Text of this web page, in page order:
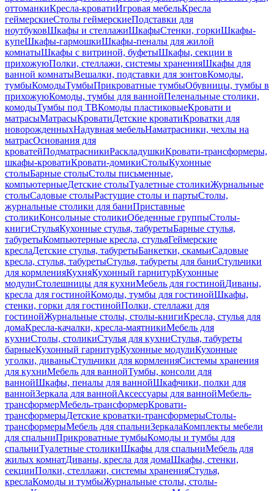
оттоманкиКресла-кроватиИгровая мебельКресла
геймерскиеСтолы геймерскиеПодставки для
ноутбуковШкафы и стеллажиШкафыСтенки, горкиШкафы-
купеШкафы-гармошкиШкафы-пеналы для жилой
комнатыШкафы с витриной, буфетыШкафы, секции в
прихожуюПолки, стеллажи, системы храненияШкафы для
ванной комнатыВешалки, подставки для зонтовКомоды,
тумбыКомодыТумбыПрикроватные тумбыОбувницы, тумбы в
прихожуюКомоды, тумбы для ваннойПеленальные столики,
комодыТумбы под ТВКомоды пластиковыеКровати и
матрасыМатрасыКроватиДетские кроватиКроватки для
новорожденныхНадувная мебельНаматрасники, чехлы на
матрасОснования для
кроватейПодматрасникиРаскладушкиКровати-трансформеры,
шкафы-кроватиКровати-домикиСтолыКухонные
столыБарные столыСтолы письменные,
компьютерныеДетские столыТуалетные столикиЖурнальные
столыСадовые столыРастущие столы и партыСтолы,
журнальные столики для баниПриставные
столикиКонсольные столикиОбеденные группыСтолы-
книгиСтульяКухонные стулья, табуретыБарные стулья,
табуретыКомпьютерные кресла, стульяГеймерские
креслаДетские стулья, табуретыБанкетки, скамьиСадовые
кресла, стулья, табуретыСтулья, табуреты для баниСтульчики
для кормленияКухняКухонный гарнитурКухонные
модулиСтолешницы для кухниМебель для гостинойДиваны,
кресла для гостинойКомоды, тумбы для гостинойШкафы,
стенки, горки для гостинойПолки, стеллажи для
гостинойЖурнальные столы, столы-книгиКресла, стулья для
домаКресла-качалки, кресла-маятникиМебель для
кухниСтолы, столикиСтулья для кухниСтулья, табуреты
барныеКухонный гарнитурКухонные модулиКухонные
уголки, диваныСтульчики для кормленияСистемы хранения
для кухниМебель для ваннойТумбы, консоли для
ваннойШкафы, пеналы для ваннойШкафчики, полки для
ваннойЗеркала для ваннойАксессуары для ваннойМебель-
трансформерМебель-трансформерКровати-
трансформерыДетские кроватки-трансформерыСтолы-
трансформерыМебель для спальниЗеркалаКомплекты мебели
для спальниПрикроватные тумбыКомоды и тумбы для
спальниТуалетные столикиШкафы для спальниМебель для
жилых комнатДиваны, кресла для домаШкафы, стенки,
секцииПолки, стеллажи, системы храненияСтулья,
креслаКомоды и тумбыЖурнальные столы, столы-